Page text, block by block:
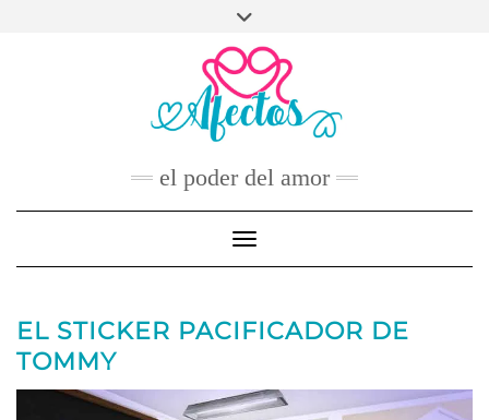
FACEBOOK
TWITTER
INSTAGRAM
PINTEREST
CONTACTO
el poder del amor
Toggle Navigation
EL STICKER PACIFICADOR DE
TOMMY